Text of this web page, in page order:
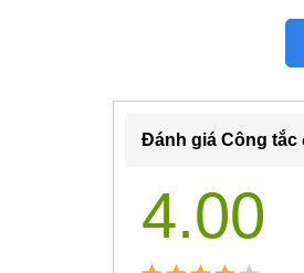
3/ Hỗ trợ đèn LED ngay
4/ Điều khiển từ xa on/off
7/ Gắn vào hộp âm hoặc
Đánh giá Công tắc
4.00